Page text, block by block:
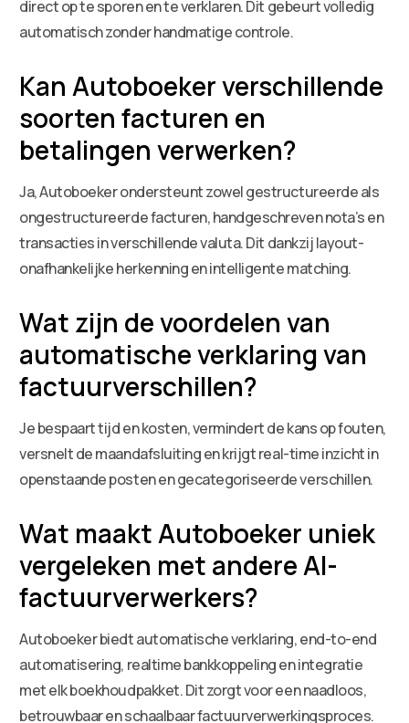
direct op te sporen en te verklaren. Dit gebeurt volledig
automatisch zonder handmatige controle.
Kan Autoboeker verschillende
soorten facturen en
betalingen verwerken?
Ja, Autoboeker ondersteunt zowel gestructureerde als
ongestructureerde facturen, handgeschreven nota’s en
transacties in verschillende valuta. Dit dankzij layout-
onafhankelijke herkenning en intelligente matching.
Wat zijn de voordelen van
automatische verklaring van
factuurverschillen?
Je bespaart tijd en kosten, vermindert de kans op fouten,
versnelt de maandafsluiting en krijgt real-time inzicht in
openstaande posten en gecategoriseerde verschillen.
Wat maakt Autoboeker uniek
vergeleken met andere AI-
factuurverwerkers?
Autoboeker biedt automatische verklaring, end-to-end
automatisering, realtime bankkoppeling en integratie
met elk boekhoudpakket. Dit zorgt voor een naadloos,
betrouwbaar en schaalbaar factuurverwerkingsproces.